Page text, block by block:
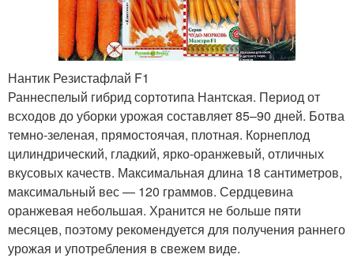
Нантик Резистафлай F1
Раннеспелый гибрид сортотипа Нантская. Период от
всходов до уборки урожая составляет 85–90 дней. Ботва
темно-зеленая, прямостоячая, плотная. Корнеплод
цилиндрический, гладкий, ярко-оранжевый, отличных
вкусовых качеств. Максимальная длина 18 сантиметров,
максимальный вес — 120 граммов. Сердцевина
оранжевая небольшая. Хранится не больше пяти
месяцев, поэтому рекомендуется для получения раннего
урожая и употребления в свежем виде.